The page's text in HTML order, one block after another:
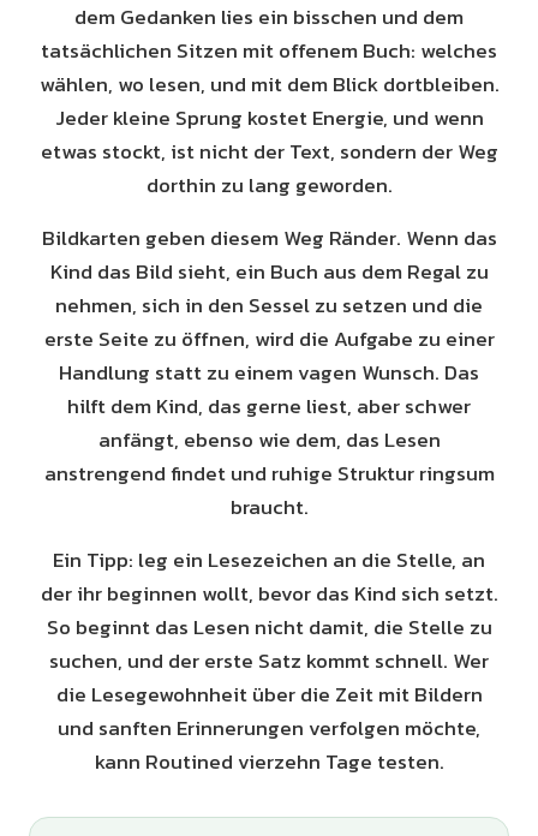
dem Gedanken lies ein bisschen und dem
tatsächlichen Sitzen mit offenem Buch: welches
wählen, wo lesen, und mit dem Blick dortbleiben.
Jeder kleine Sprung kostet Energie, und wenn
etwas stockt, ist nicht der Text, sondern der Weg
dorthin zu lang geworden.
Bildkarten geben diesem Weg Ränder. Wenn das
Kind das Bild sieht, ein Buch aus dem Regal zu
nehmen, sich in den Sessel zu setzen und die
erste Seite zu öffnen, wird die Aufgabe zu einer
Handlung statt zu einem vagen Wunsch. Das
hilft dem Kind, das gerne liest, aber schwer
anfängt, ebenso wie dem, das Lesen
anstrengend findet und ruhige Struktur ringsum
braucht.
Ein Tipp: leg ein Lesezeichen an die Stelle, an
der ihr beginnen wollt, bevor das Kind sich setzt.
So beginnt das Lesen nicht damit, die Stelle zu
suchen, und der erste Satz kommt schnell. Wer
die Lesegewohnheit über die Zeit mit Bildern
und sanften Erinnerungen verfolgen möchte,
kann Routined vierzehn Tage testen.